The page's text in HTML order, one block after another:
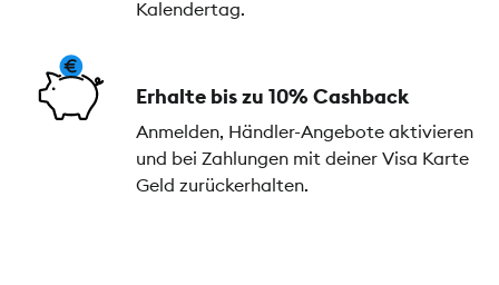
Kalendertag.
Erhalte bis zu 10% Cashback
Anmelden, Händler-Angebote aktivieren
und bei Zahlungen mit deiner Visa Karte
Geld zurückerhalten.